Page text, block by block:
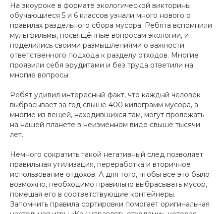
На экоуроке в формате экологической викторины
обучающиеся 5 и 6 классов узнали много нового о
правилах раздельного сбора мусора. Ребята вспомнили
мультфильмы, посвящённые вопросам экологии, и
поделились своими размышлениями о важности
ответственного подхода к разделу отходов. Многие
проявили себя эрудитами и без труда ответили на
многие вопросы.
Ребят удивил интересный факт, что каждый человек
выбрасывает за год свыше 400 килограмм мусора, а
многие из вещей, находившихся там, могут пролежать
на нашей планете в неизменном виде свыше тысячи
лет.
Немного сократить такой негативный след позволяет
правильная утилизация, переработка и вторичное
использование отдохов. А для того, чтобы все это было
возможно, необходимо правильно выбрасывать мусор,
помещая его в соответствующие контейнеры.
Запомнить правила сортировки помогает оригинальная